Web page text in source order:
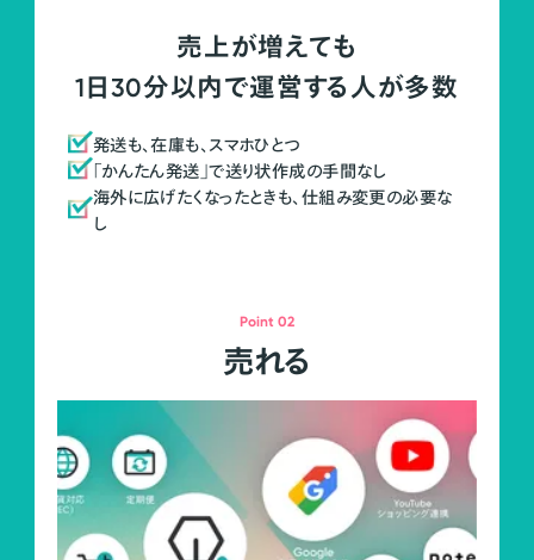
売上が増えても
1日30分以内で運営する人が多数
発送も、在庫も、スマホひとつ
「かんたん発送」で送り状作成の手間なし
海外に広げたくなったときも、仕組み変更の必要な
し
Point 02
売れる